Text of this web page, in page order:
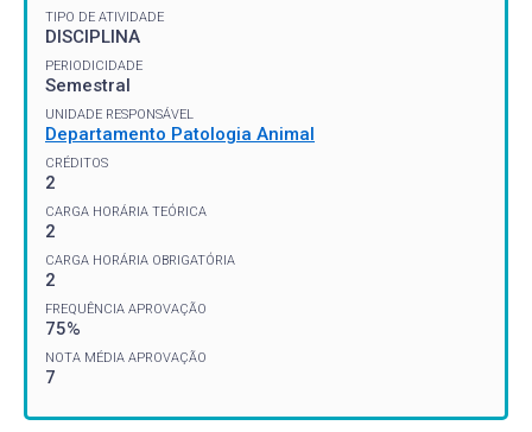
TIPO DE ATIVIDADE
DISCIPLINA
PERIODICIDADE
Semestral
UNIDADE RESPONSÁVEL
Departamento Patologia Animal
CRÉDITOS
2
CARGA HORÁRIA TEÓRICA
2
CARGA HORÁRIA OBRIGATÓRIA
2
FREQUÊNCIA APROVAÇÃO
75%
NOTA MÉDIA APROVAÇÃO
7